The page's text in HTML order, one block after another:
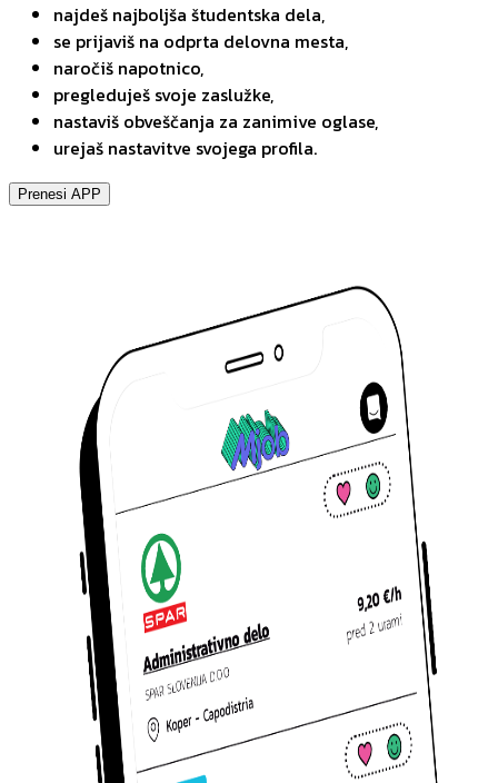
najdeš najboljša študentska dela,
se prijaviš na odprta delovna mesta,
naročiš napotnico,
pregleduješ svoje zaslužke,
nastaviš obveščanja za zanimive oglase,
urejaš nastavitve svojega profila.
Prenesi APP